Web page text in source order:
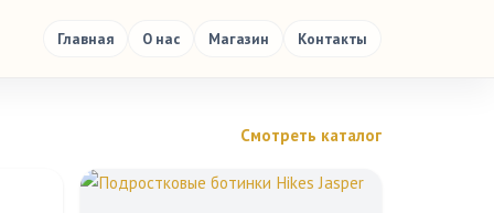
Главная О нас Магазин Контакты
Смотреть каталог